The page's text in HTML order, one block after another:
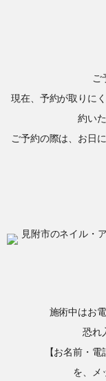
ご
現在、予約が取りに
約い
ご予約の際は、お日
施術中はお
恐れ
【お名前・
を、メ